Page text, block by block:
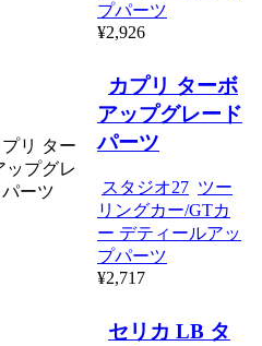
プパーツ
¥2,926
カプリ ターボ
アップグレード
パーツ
スタジオ27 ツー
リングカー/GTカ
ー デティールアッ
プパーツ
¥2,717
セリカ LB タ